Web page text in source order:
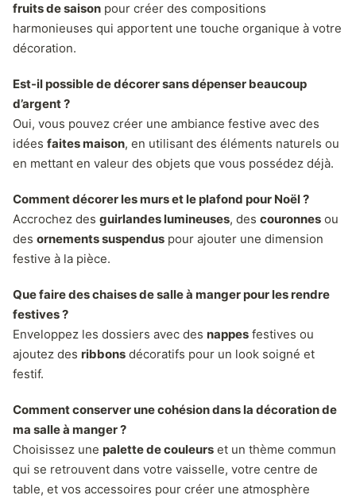
fruits de saison pour créer des compositions
harmonieuses qui apportent une touche organique à votre
décoration.
Est-il possible de décorer sans dépenser beaucoup
d’argent ?
Oui, vous pouvez créer une ambiance festive avec des
idées faites maison, en utilisant des éléments naturels ou
en mettant en valeur des objets que vous possédez déjà.
Comment décorer les murs et le plafond pour Noël ?
Accrochez des guirlandes lumineuses, des couronnes ou
des ornements suspendus pour ajouter une dimension
festive à la pièce.
Que faire des chaises de salle à manger pour les rendre
festives ?
Enveloppez les dossiers avec des nappes festives ou
ajoutez des ribbons décoratifs pour un look soigné et
festif.
Comment conserver une cohésion dans la décoration de
ma salle à manger ?
Choisissez une palette de couleurs et un thème commun
qui se retrouvent dans votre vaisselle, votre centre de
table, et vos accessoires pour créer une atmosphère